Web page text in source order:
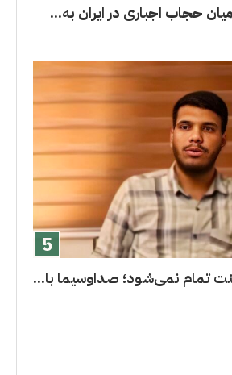
حجاب اجباری در ایران به...
تمام نمی‌شود؛ صداوسیما با...